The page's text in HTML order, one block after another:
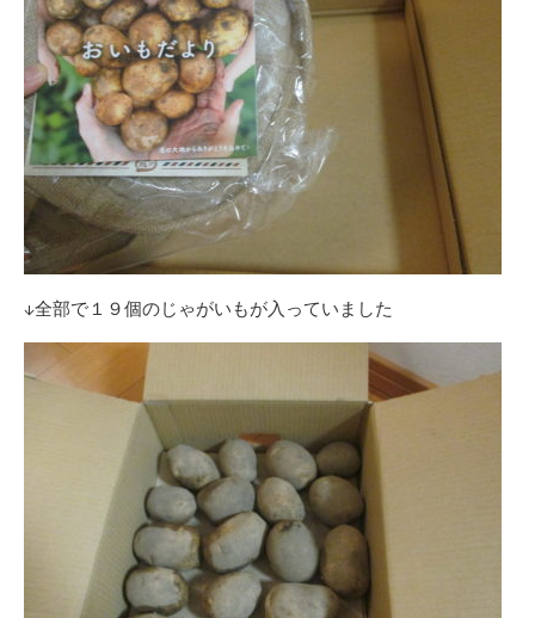
↓全部で１９個のじゃがいもが入っていました